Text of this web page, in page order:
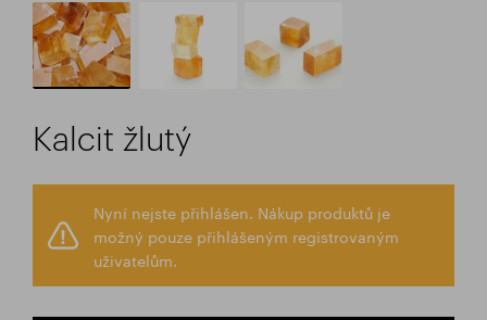
Kalcit žlutý
Nyní nejste přihlášen. Nákup produktů je
možný pouze přihlášeným registrovaným
uživatelům.